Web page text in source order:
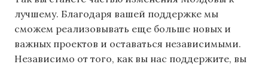
лучшему. Благодаря вашей поддержке мы
сможем реализовывать еще больше новых и
важных проектов и оставаться независимыми.
Независимо от того, как вы нас поддержите, вы